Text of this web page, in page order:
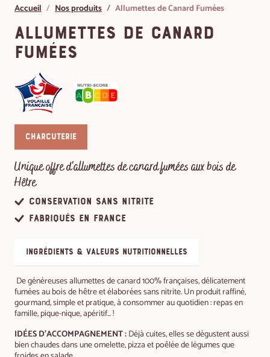
Accueil Nos produits Allumettes de Canard Fumées
Allumettes de Canard
Fumées
Charcuterie
Unique offre d'allumettes de canard fumées aux bois de
Hêtre
Conservation sans nitrite
Fabriqués en France
ingrédients & valeurs nutritionnelles
De généreuses allumettes de canard 100% françaises, délicatement
fumées au bois de hêtre et élaborées sans nitrite. Un produit raffiné,
gourmand, simple et pratique, à consommer au quotidien : repas en
famille, pique-nique, apéritif... !
IDÉES D'ACCOMPAGNEMENT : Déjà cuites, elles se dégustent aussi
bien chaudes dans une omelette, pizza et poêlée de légumes que